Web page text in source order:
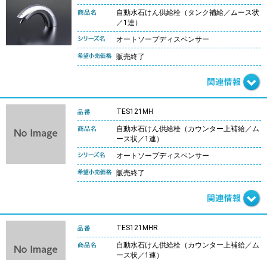
自動水石けん供給栓（タンク補給／ムース状
／1連）
オートソープディスペンサー
販売終了
TES121MH
自動水石けん供給栓（カウンター上補給／ム
ース状／1連）
オートソープディスペンサー
販売終了
TES121MHR
自動水石けん供給栓（カウンター上補給／ム
ース状／1連）